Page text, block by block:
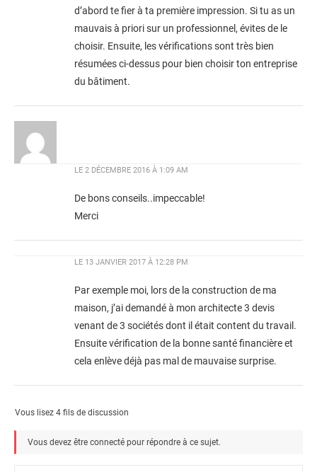
d’abord te fier à ta première impression. Si tu as un
mauvais à priori sur un professionnel, évites de le
choisir. Ensuite, les vérifications sont très bien
résumées ci-dessus pour bien choisir ton entreprise
du bâtiment.
LE 2 DÉCEMBRE 2016 À 1:09 AM
De bons conseils..impeccable!
Merci
LE 13 JANVIER 2017 À 12:28 PM
Par exemple moi, lors de la construction de ma
maison, j’ai demandé à mon architecte 3 devis
venant de 3 sociétés dont il était content du travail.
Ensuite vérification de la bonne santé financière et
cela enlève déjà pas mal de mauvaise surprise.
Vous lisez 4 fils de discussion
Vous devez être connecté pour répondre à ce sujet.